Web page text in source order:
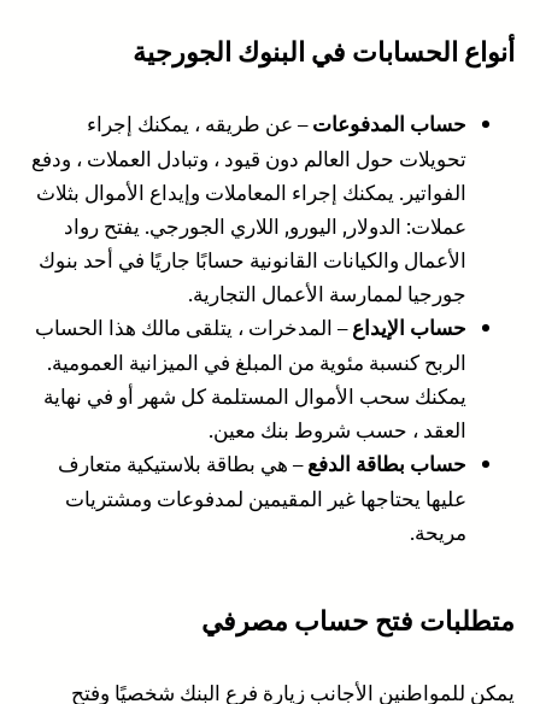
أنواع الحسابات في البنوك الجورجية
حساب المدفوعات– عن طريقه ، يمكنك إجراء
تحويلات حول العالم دون قيود ، وتبادل العملات ، ودفع
الفواتير. يمكنك إجراء المعاملات وإيداع الأموال بثلاث
عملات: الدولار, اليورو, اللاري الجورجي. يفتح رواد
الأعمال والكيانات القانونية حسابًا جاريًا في أحد بنوك
جورجيا لممارسة الأعمال التجارية.
حساب الإيداع– المدخرات ، يتلقى مالك هذا الحساب
الربح كنسبة مئوية من المبلغ في الميزانية العمومية.
يمكنك سحب الأموال المستلمة كل شهر أو في نهاية
العقد ، حسب شروط بنك معين.
حساب بطاقة الدفع– هي بطاقة بلاستيكية متعارف
عليها يحتاجها غير المقيمين لمدفوعات ومشتريات
مريحة.
متطلبات فتح حساب مصرفي
يمكن للمواطنين الأجانب زيارة فرع البنك شخصيًا وفتح